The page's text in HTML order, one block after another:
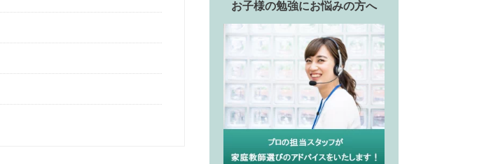
お子様の勉強にお悩みの方へ